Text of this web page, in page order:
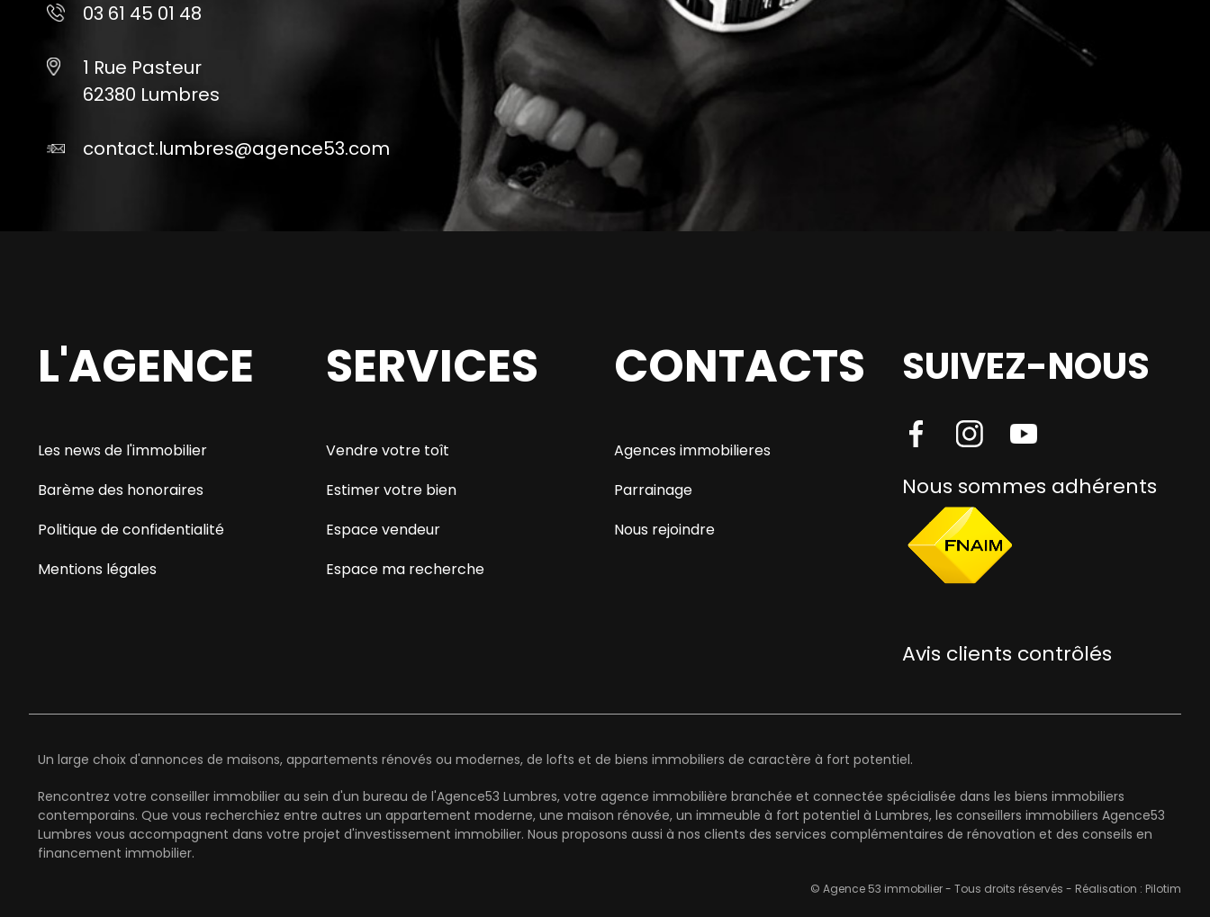
03 61 45 01 48
1 Rue Pasteur
62380 Lumbres
contact.lumbres@agence53.com
L'AGENCE
Les news de l'immobilier
Barème des honoraires
Politique de confidentialité
Mentions légales
SERVICES
Vendre votre toît
Estimer votre bien
Espace vendeur
Espace ma recherche
CONTACTS
Agences immobilieres
Parrainage
Nous rejoindre
SUIVEZ-NOUS
Nous sommes adhérents
Avis clients contrôlés
Un large choix d'annonces de maisons, appartements rénovés ou modernes, de lofts et de biens immobiliers de caractère à fort potentiel.
Rencontrez votre conseiller immobilier au sein d'un bureau de l'Agence53 Lumbres, votre agence immobilière branchée et connectée spécialisée dans les biens immobiliers
contemporains. Que vous recherchiez entre autres un appartement moderne, une maison rénovée, un immeuble à fort potentiel à Lumbres, les conseillers immobiliers Agence53
Lumbres vous accompagnent dans votre projet d'investissement immobilier. Nous proposons aussi à nos clients des services complémentaires de rénovation et des conseils en
financement immobilier.
© Agence 53 immobilier - Tous droits réservés - Réalisation : Pilotim